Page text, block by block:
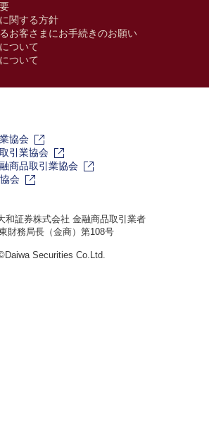
関する方針
お客さまにお手続きのお願い
ついて
ついて
協会
引業協会
商品取引業協会
会
和証券株式会社 金融商品取引業者
財務局長（金商）第108号
Securities Co.Ltd.